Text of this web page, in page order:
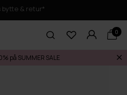
bytte & retur*
0
på SUMMER SALE